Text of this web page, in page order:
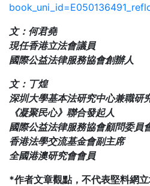
文：何君堯
現任香港立法會議員
國際公益法律服務協會創辦人
文：丁煌
深圳大學基本法研究中心兼職研
《凝聚民心》聯合發起人
國際公益法律服務協會顧問委員
香港法學交流基金會副主席
全國港澳研究會會員
*作者文章觀點，不代表堅料網